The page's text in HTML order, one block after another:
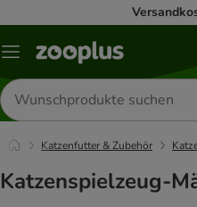
Menü
Produkte
suchen
Katzenfutter & Zubehör
Katzenspielzeug-